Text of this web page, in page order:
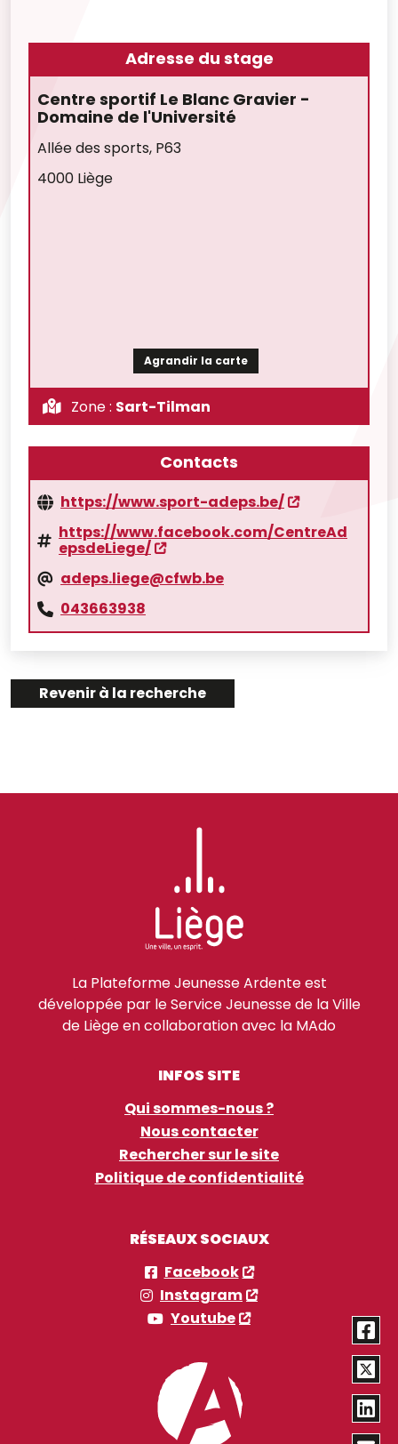
Adresse du stage
Centre sportif Le Blanc Gravier -
Domaine de l'Université
Allée des sports, P63
4000 Liège
Agrandir la carte
Zone : Sart-Tilman
Contacts
https://www.sport-adeps.be/
https://www.facebook.com/CentreAd
epsdeLiege/
adeps.liege@cfwb.be
043663938
Revenir à la recherche
La Plateforme Jeunesse Ardente est
développée par le Service Jeunesse de la Ville
de Liège en collaboration avec la MAdo
INFOS SITE
Qui sommes-nous ?
Nous contacter
Rechercher sur le site
Politique de confidentialité
RÉSEAUX SOCIAUX
Facebook
Instagram
Youtube